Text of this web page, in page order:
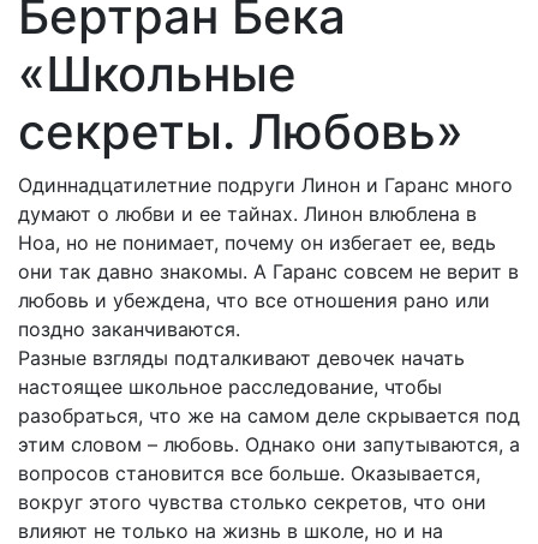
Бертран Бека
«Школьные
секреты. Любовь»
Одиннадцатилетние подруги Линон и Гаранс много
думают о любви и ее тайнах. Линон влюблена в
Ноа, но не понимает, почему он избегает ее, ведь
они так давно знакомы. А Гаранс совсем не верит в
любовь и убеждена, что все отношения рано или
поздно заканчиваются.
Разные взгляды подталкивают девочек начать
настоящее школьное расследование, чтобы
разобраться, что же на самом деле скрывается под
этим словом – любовь. Однако они запутываются, а
вопросов становится все больше. Оказывается,
вокруг этого чувства столько секретов, что они
влияют не только на жизнь в школе, но и на